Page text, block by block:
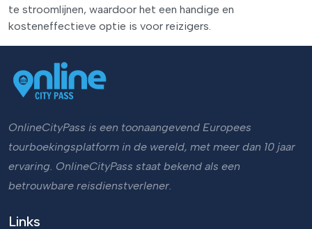
te stroomlijnen, waardoor het een handige en
kosteneffectieve optie is voor reizigers.
OnlineCityPass is een toonaangevend Europees
tourboekingsplatform in de wereld, met meer dan 10 jaar
ervaring. OnlineCityPass staat bekend als een
betrouwbare reisdienstverlener.
Links